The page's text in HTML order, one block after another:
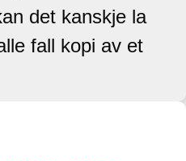
det kanskje la
fall kopi av et